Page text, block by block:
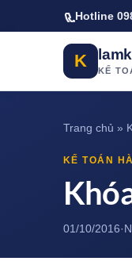
Bỏ qua tới nội dung
Hotline
K KẾ
Trang chủ »
KẾ TOÁN
01/10/2016·